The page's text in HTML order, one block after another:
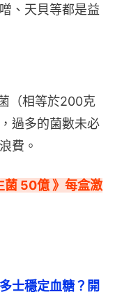
、天貝等都是益
（相等於200克
過多的菌數未必
費。
菌 50億 》每盒激
士穩定血糖？開